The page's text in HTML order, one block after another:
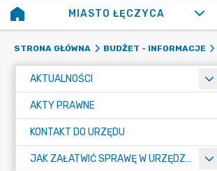
MIASTO ŁĘCZYCA
STRONA GŁÓWNA BUDŻET - INFORMACJE
AKTUALNOŚCI
AKTY PRAWNE
KONTAKT DO URZĘDU
JAK ZAŁATWIĆ SPRAWĘ W URZĘDZIE